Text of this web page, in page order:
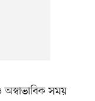
সময়